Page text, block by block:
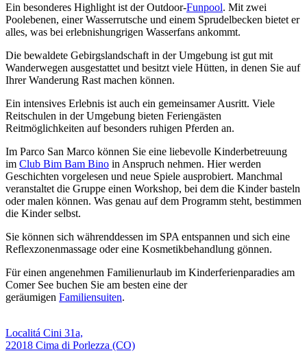
Ein besonderes Highlight ist der Outdoor-Funpool. Mit zwei
Poolebenen, einer Wasserrutsche und einem Sprudelbecken bietet er
alles, was bei erlebnishungrigen Wasserfans ankommt.
Die bewaldete Gebirgslandschaft in der Umgebung ist gut mit
Wanderwegen ausgestattet und besitzt viele Hütten, in denen Sie auf
Ihrer Wanderung Rast machen können.
Ein intensives Erlebnis ist auch ein gemeinsamer Ausritt. Viele
Reitschulen in der Umgebung bieten Feriengästen
Reitmöglichkeiten auf besonders ruhigen Pferden an.
Im Parco San Marco können Sie eine liebevolle Kinderbetreuung
im Club Bim Bam Bino in Anspruch nehmen. Hier werden
Geschichten vorgelesen und neue Spiele ausprobiert. Manchmal
veranstaltet die Gruppe einen Workshop, bei dem die Kinder basteln
oder malen können. Was genau auf dem Programm steht, bestimmen
die Kinder selbst.
Sie können sich währenddessen im SPA entspannen und sich eine
Reflexzonenmassage oder eine Kosmetikbehandlung gönnen.
Für einen angenehmen Familienurlaub im Kinderferienparadies am
Comer See buchen Sie am besten eine der
geräumigen Familiensuiten.
Localitá Cini 31a,
22018 Cima di Porlezza (CO)